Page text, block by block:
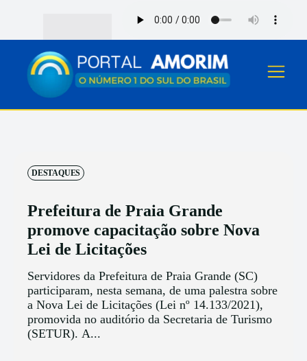
DESTAQUES
Prefeitura de Praia Grande
promove capacitação sobre Nova
Lei de Licitações
Servidores da Prefeitura de Praia Grande (SC)
participaram, nesta semana, de uma palestra sobre
a Nova Lei de Licitações (Lei nº 14.133/2021),
promovida no auditório da Secretaria de Turismo
(SETUR). A...